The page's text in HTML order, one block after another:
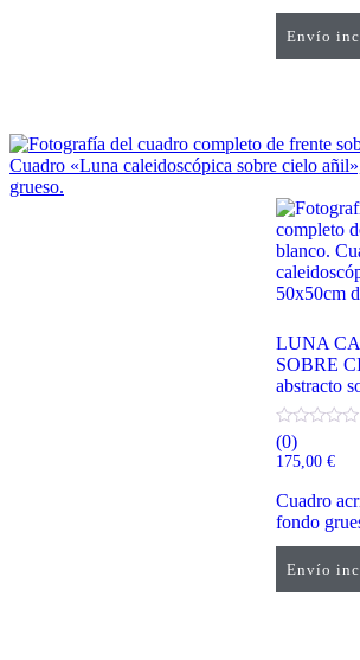
Envío
Añadir al
Envío
LUNA
SOBRE
abstracto
(0)
175,00 €
Cuadro
fondo
Añadir al